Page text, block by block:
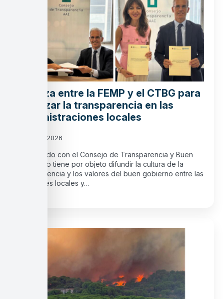
Alianza entre la FEMP y el CTBG para
reforzar la transparencia en las
administraciones locales
29 julio, 2026
El acuerdo con el Consejo de Transparencia y Buen
Gobierno tiene por objeto difundir la cultura de la
transparencia y los valores del buen gobierno entre las
entidades locales y…